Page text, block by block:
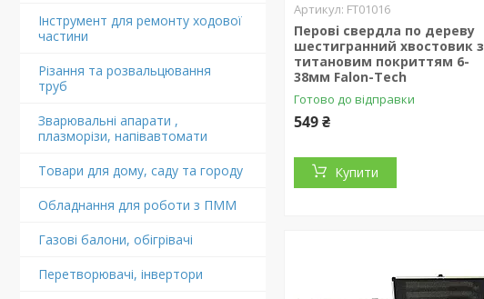
Інструмент для ремонту ходової
частини
Різання та розвальцювання
труб
Зварювальні апарати ,
плазморізи, напівавтомати
Товари для дому, саду та городу
Обладнання для роботи з ПММ
Газові балони, обігрівачі
Перетворювачі, інвертори
FT01016
Перові свердла по дереву
шестигранний хвостовик з
титановим покриттям 6-
38мм Falon-Tech
Готово до відправки
549 ₴
Купити